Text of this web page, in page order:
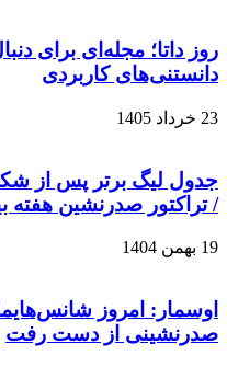
روز داتا؛ مجله‌ای برای
دانستنی‌های کاربردی
23 خرداد 1405
جدول لیگ برتر پس از
/ تراکتور صدرنشین
19 بهمن 1404
اوسمار: امروز
صدرنشینی از دست رفت